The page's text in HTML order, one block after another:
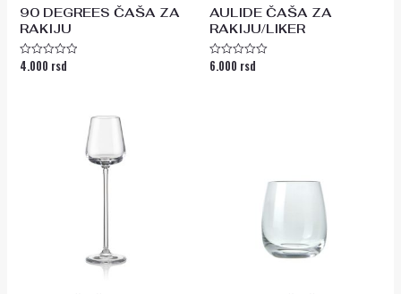
90 DEGREES ČAŠA ZA
RAKIJU
Ocenjeno
4.000 rsd
AULIDE ČAŠA ZA
RAKIJU/LIKER
Ocenjeno
6.000 rsd